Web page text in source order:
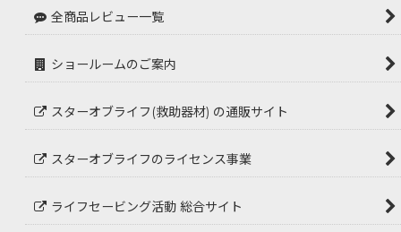
全商品レビュー一覧
ショールームのご案内
スターオブライフ(救助器材) の通販サイト
スターオブライフのライセンス事業
ライフセービング活動 総合サイト